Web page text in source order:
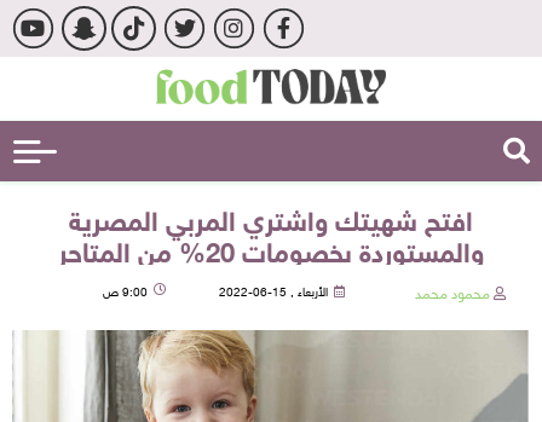
افتح شهيتك واشتري المربي المصرية
والمستوردة بخصومات 20% من المتاجر
محمود محمد الأربعاء , 15-06-2022 9:00 ص